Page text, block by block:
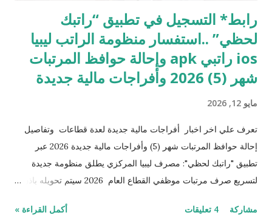
رابط* التسجيل في تطبيق “راتبك
لحظي” ..استفسار منظومة الراتب ليبيا
ios راتبي apk وإحالة حوافظ المرتبات
شهر (5) 2026 وأفراجات مالية جديدة
مايو 12, 2026
تعرف علي اخر اخبار أفراجات مالية جديدة لعدة قطاعات وتفاصيل
إحالة حوافظ المرتبات شهر (5) وأفراجات مالية جديدة 2026 عبر
تطبيق "راتبك لحظي": مصرف ليبيا المركزي يطلق منظومة جديدة
لتسريع صرف مرتبات موظفي القطاع العام 2026 سيتم تحويله باذن
السحب النقدي والمرتبات رسميا عبدالحميد الدبيبة زيادة رواتب
مشاركة 4 تعليقات أكمل القراءة »